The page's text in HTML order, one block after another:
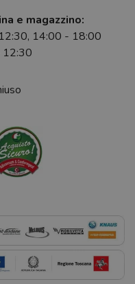
e magazzino:
14:00 - 18:00
12:30